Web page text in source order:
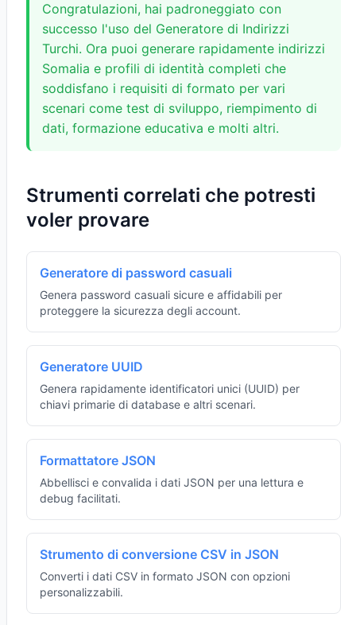
Congratulazioni, hai padroneggiato con
successo l'uso del Generatore di Indirizzi
Turchi. Ora puoi generare rapidamente indirizzi
Somalia e profili di identità completi che
soddisfano i requisiti di formato per vari
scenari come test di sviluppo, riempimento di
dati, formazione educativa e molti altri.
Strumenti correlati che potresti
voler provare
Generatore di password casuali
Genera password casuali sicure e affidabili per
proteggere la sicurezza degli account.
Generatore UUID
Genera rapidamente identificatori unici (UUID) per
chiavi primarie di database e altri scenari.
Formattatore JSON
Abbellisci e convalida i dati JSON per una lettura e
debug facilitati.
Strumento di conversione CSV in JSON
Converti i dati CSV in formato JSON con opzioni
personalizzabili.